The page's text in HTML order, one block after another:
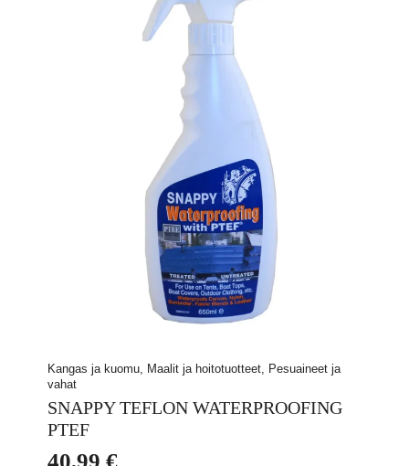
Kangas ja kuomu, Maalit ja hoitotuotteet, Pesuaineet ja
vahat
SNAPPY TEFLON WATERPROOFING
PTEF
40,99 €